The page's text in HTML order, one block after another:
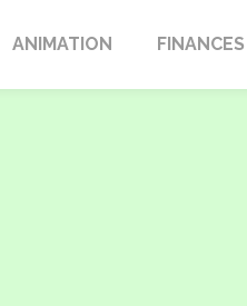
ANIMATION FINANCES